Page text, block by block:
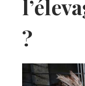
?